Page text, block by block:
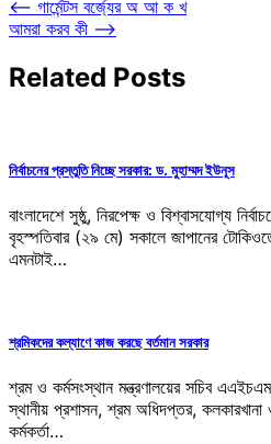
Post
navigation
⟵ গার্মেন্টস বর্জ্যের অ আ ক খ
আমরা করব কী ⟶
Related Posts
নির্বাচনের প্রস্তুতি নিচ্ছে সরকার: ড. মুহাম্মদ ইউনূস
বাংলাদেশে সুষ্ঠু, নিরপেক্ষ ও বিশ্বাসযোগ্য
বৃহস্পতিবার (২৯ মে) সকালে জাপানের
এমনটাই…
শ্রমিকদের কল্যাণে কাজ করছে বর্তমান সরকার
শ্রম ও কর্মসংস্থান মন্ত্রণালয়ের সচিব
স্থানীয় প্রশাসন, শ্রম অধিদপ্তর, কলকারখানা
কর্মকর্তা…